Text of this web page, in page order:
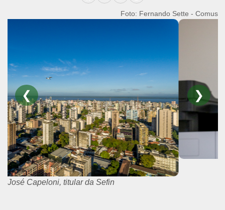
Foto: Fernando Sette - Comus
❮ ❯
José Capeloni, titular da Sefin